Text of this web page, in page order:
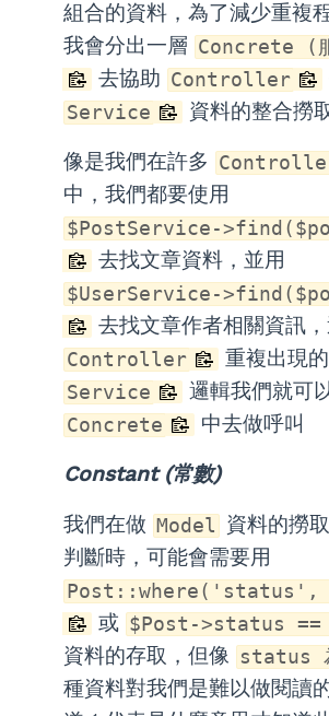
組合的資料，為了減少重複
我會分出一層 Concrete (
去協助 Controller
Service
資料的整合撈
像是我們在許多
中，我們都要使用
$PostService-
去找文章資料，並用
$UserService-
去找文章作者相關資訊
Controller 重複出現
Service 邏輯我們就可
Concrete
中去做呼叫
Constant (常數)
我們在做 Model 資料的撈
判斷時，可能會需要用
Post::where('status',
或 $Post->status ==
資料的存取，但像 status
種資料對我們是難以做閱讀